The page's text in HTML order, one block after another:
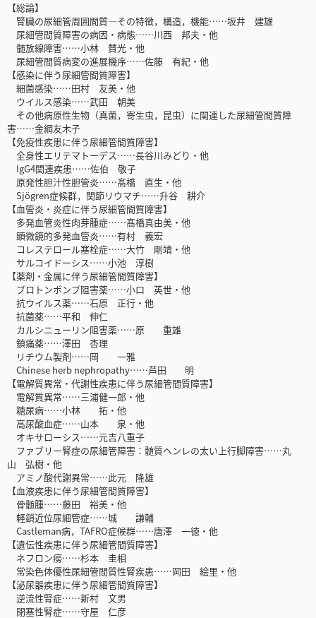
【総論】
腎臓の尿細管周囲間質―その特徴，構造，機能……坂井 建雄
尿細管間質障害の病因・病態……川西 邦夫・他
髄放線障害……小林 賛光・他
尿細管間質病変の進展機序……佐藤 有紀・他
【感染に伴う尿細管間質障害】
細菌感染……田村 友美・他
ウイルス感染……武田 朝美
その他病原性生物（真菌，寄生虫，昆虫）に関連した尿細管間質障
害……金綱友木子
【免疫性疾患に伴う尿細管間質障害】
全身性エリテマトーデス……長谷川みどり・他
IgG4関連疾患……佐伯 敬子
原発性胆汁性胆管炎……髙橋 直生・他
Sjögren症候群，関節リウマチ……升谷 耕介
【血管炎・炎症に伴う尿細管間質障害】
多発血管炎性肉芽腫症……髙橋真由美・他
顕微鏡的多発血管炎……有村 義宏
コレステロール塞栓症……大竹 剛靖・他
サルコイドーシス……小池 淳樹
【薬剤・金属に伴う尿細管間質障害】
プロトンポンプ阻害薬……小口 英世・他
抗ウイルス薬……石原 正行・他
抗菌薬……平和 伸仁
カルシニューリン阻害薬……原 重雄
鎮痛薬……澤田 杏理
リチウム製剤……岡 一雅
Chinese herb nephropathy……芦田 明
【電解質異常・代謝性疾患に伴う尿細管間質障害】
電解質異常……三浦健一郎・他
糖尿病……小林 拓・他
高尿酸血症……山本 泉・他
オキサローシス……元吉八重子
ファブリー腎症の尿細管障害：髄質ヘンレの太い上行脚障害……丸
山 弘樹・他
アミノ酸代謝異常……此元 隆雄
【血液疾患に伴う尿細管間質障害】
骨髄腫……藤田 裕美・他
軽鎖近位尿細管症……城 謙輔
Castleman病，TAFRO症候群……唐澤 一徳・他
【遺伝性疾患に伴う尿細管間質障害】
ネフロン癆……杉本 圭相
常染色体優性尿細管間質性腎疾患……岡田 絵里・他
【泌尿器疾患に伴う尿細管間質障害】
逆流性腎症……新村 文男
閉塞性腎症……守屋 仁彦